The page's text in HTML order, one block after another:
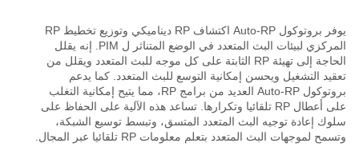
يوفر بروتوكول Auto-RP اكتشاف RP ديناميكي وتوزيع تخطيط RP
المركزي لبيئات البث المتعدد في الوضع المتناثر ل PIM. إنه يقلل
الحاجة إلى تهيئة RP الثابتة على كل موجه للبث المتعدد ويقلل من
تعقيد التشغيل ويحسن إمكانية التوسع للبث المتعدد. كما يدعم
بروتوكول Auto-RP العديد من برامج RP، مما يتيح إمكانية التغلب
على أعطال RP تلقائيا وتكرارها. تساعد هذه الآلية على الحفاظ على
سلوك إعادة توجيه البث المتعدد المتسق، وتبسط توسيع الشبكة،
وتسمح لموجهات البث المتعدد بتعلم معلومات RP تلقائيا عبر المجال.